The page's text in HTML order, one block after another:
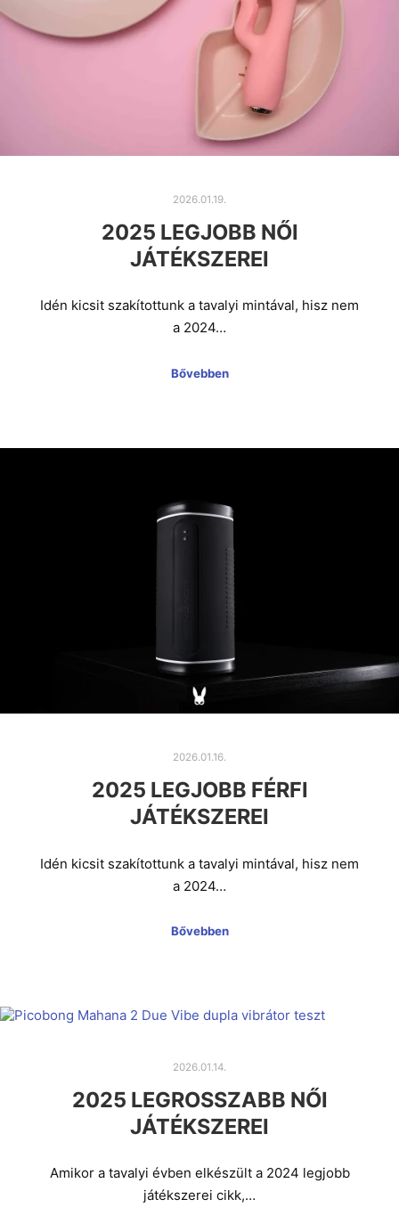
2026.01.19.
2025 LEGJOBB NŐI
JÁTÉKSZEREI
Idén kicsit szakítottunk a tavalyi mintával, hisz nem
a 2024…
Bővebben
2026.01.16.
2025 LEGJOBB FÉRFI
JÁTÉKSZEREI
Idén kicsit szakítottunk a tavalyi mintával, hisz nem
a 2024…
Bővebben
2026.01.14.
2025 LEGROSSZABB NŐI
JÁTÉKSZEREI
Amikor a tavalyi évben elkészült a 2024 legjobb
játékszerei cikk,…